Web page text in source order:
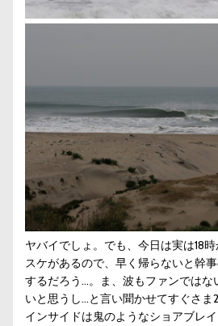
ヤバイでしょ。でも、今日は実は18
スケがあるので、早く帰らないと幹
するだろう…。ま、波もファンではな
いと思うし…と言い聞かせてすぐさま
インサイドは鬼のようなショアブレ